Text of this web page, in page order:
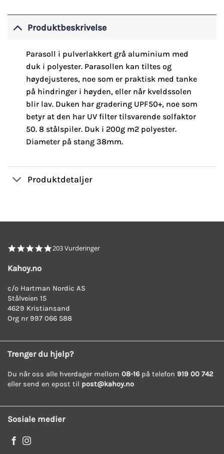
Produktbeskrivelse
Parasoll i pulverlakkert grå aluminium med
duk i polyester. Parasollen kan tiltes og
høydejusteres, noe som er praktisk med tanke
på hindringer i høyden, eller når kveldssolen
blir lav. Duken har gradering UPF50+, noe som
betyr at den har UV filter tilsvarende solfaktor
50. 8 stålspiler. Duk i 200g m2 polyester.
Diameter på stang 38mm.
Produktdetaljer
4.8
203 Vurderinger
Kahoy.no
c/o Hartman Nordic AS
Stålveien 15
4629 Kristiansand
Org nr 997 066 588
Trenger du hjelp?
Du når oss alle hverdager mellom 08-16på telefon 919 00 742
eller send en epost til post@kahoy.no
Sosiale medier